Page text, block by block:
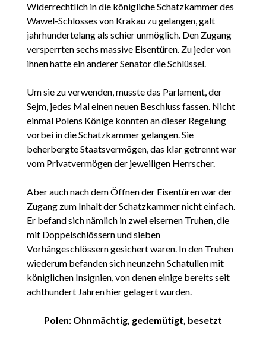
Widerrechtlich in die königliche Schatzkammer des
Wawel-Schlosses von Krakau zu gelangen, galt
jahrhundertelang als schier unmöglich. Den Zugang
versperrten sechs massive Eisentüren. Zu jeder von
ihnen hatte ein anderer Senator die Schlüssel.
Um sie zu verwenden, musste das Parlament, der
Sejm, jedes Mal einen neuen Beschluss fassen. Nicht
einmal Polens Könige konnten an dieser Regelung
vorbei in die Schatzkammer gelangen. Sie
beherbergte Staatsvermögen, das klar getrennt war
vom Privatvermögen der jeweiligen Herrscher.
Aber auch nach dem Öffnen der Eisentüren war der
Zugang zum Inhalt der Schatzkammer nicht einfach.
Er befand sich nämlich in zwei eisernen Truhen, die
mit Doppelschlössern und sieben
Vorhängeschlössern gesichert waren. In den Truhen
wiederum befanden sich neunzehn Schatullen mit
königlichen Insignien, von denen einige bereits seit
achthundert Jahren hier gelagert wurden.
Polen: Ohnmächtig, gedemütigt, besetzt